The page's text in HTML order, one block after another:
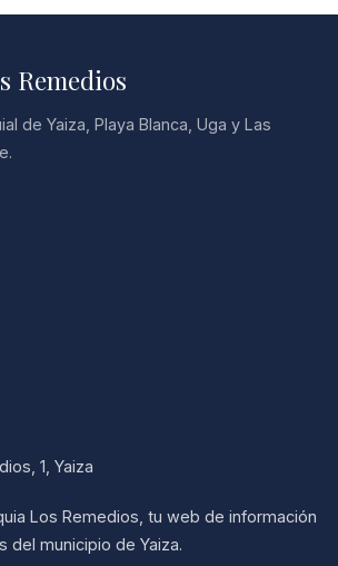
Remedios
de Yaiza, Playa Blanca, Uga y Las
1, Yaiza
Los Remedios, tu web de información
del municipio de Yaiza.